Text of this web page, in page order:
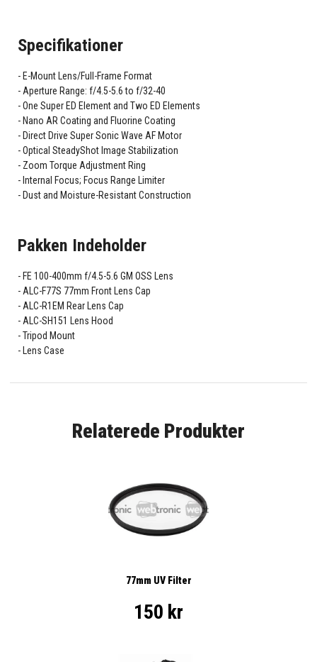
Specifikationer
E-Mount Lens/Full-Frame Format
Aperture Range: f/4.5-5.6 to f/32-40
One Super ED Element and Two ED Elements
Nano AR Coating and Fluorine Coating
Direct Drive Super Sonic Wave AF Motor
Optical SteadyShot Image Stabilization
Zoom Torque Adjustment Ring
Internal Focus; Focus Range Limiter
Dust and Moisture-Resistant Construction
Pakken Indeholder
FE 100-400mm f/4.5-5.6 GM OSS Lens
ALC-F77S 77mm Front Lens Cap
ALC-R1EM Rear Lens Cap
ALC-SH151 Lens Hood
Tripod Mount
Lens Case
Relaterede Produkter
77mm UV Filter
150 kr